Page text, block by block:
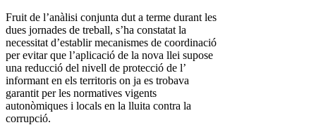
Fruit de l’anàlisi conjunta dut a terme durant les
dues jornades de treball, s’ha constatat la
necessitat d’establir mecanismes de coordinació
per evitar que l’aplicació de la nova llei supose
una reducció del nivell de protecció de l’
informant en els territoris on ja es trobava
garantit per les normatives vigents
autonòmiques i locals en la lluita contra la
corrupció.